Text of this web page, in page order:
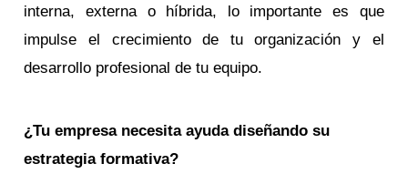
interna, externa o híbrida, lo importante es que
impulse el crecimiento de tu organización y el
desarrollo profesional de tu equipo.
¿Tu empresa necesita ayuda diseñando su
estrategia formativa?